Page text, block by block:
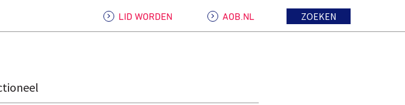
LID WORDEN AOB.NL ZOEKEN